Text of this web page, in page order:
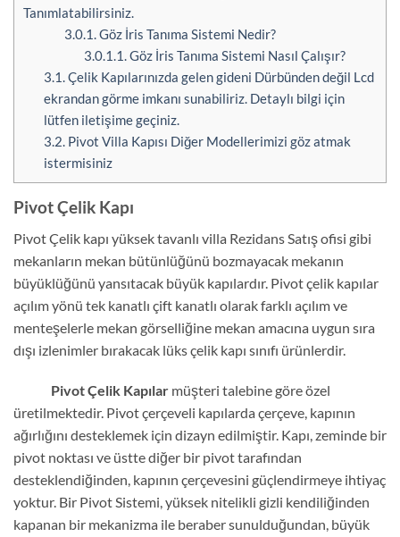
Tanımlatabilirsiniz.
3.0.1.Göz İris Tanıma Sistemi Nedir?
3.0.1.1.Göz İris Tanıma Sistemi Nasıl Çalışır?
3.1.Çelik Kapılarınızda gelen gideni Dürbünden değil Lcd
ekrandan görme imkanı sunabiliriz. Detaylı bilgi için
lütfen iletişime geçiniz.
3.2.Pivot Villa Kapısı Diğer Modellerimizi göz atmak
istermisiniz
Pivot Çelik Kapı
Pivot Çelik kapı yüksek tavanlı villa Rezidans Satış ofisi gibi
mekanların mekan bütünlüğünü bozmayacak mekanın
büyüklüğünü yansıtacak büyük kapılardır. Pivot çelik kapılar
açılım yönü tek kanatlı çift kanatlı olarak farklı açılım ve
menteşelerle mekan görselliğine mekan amacına uygun sıra
dışı izlenimler bırakacak lüks çelik kapı sınıfı ürünlerdir.
Pivot Çelik Kapılar müşteri talebine göre özel
üretilmektedir. Pivot çerçeveli kapılarda çerçeve, kapının
ağırlığını desteklemek için dizayn edilmiştir. Kapı, zeminde bir
pivot noktası ve üstte diğer bir pivot tarafından
desteklendiğinden, kapının çerçevesini güçlendirmeye ihtiyaç
yoktur. Bir Pivot Sistemi, yüksek nitelikli gizli kendiliğinden
kapanan bir mekanizma ile beraber sunulduğundan, büyük